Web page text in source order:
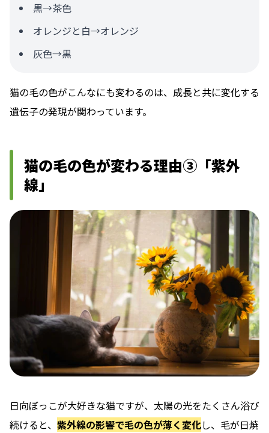
黒→茶色
オレンジと白→オレンジ
灰色→黒
猫の毛の色がこんなにも変わるのは、成長と共に変化する
遺伝子の発現が関わっています。
猫の毛の色が変わる理由③「紫外
線」
日向ぼっこが大好きな猫ですが、太陽の光をたくさん浴び
続けると、 紫外線の影響で毛の色が薄く変化し、毛が日焼